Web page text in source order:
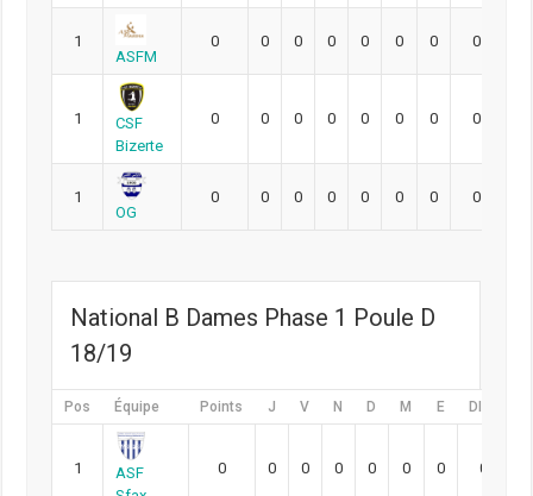
1
ASFM
0 0 0 0 0 0 0 0
1
CSF
Bizerte
0 0 0 0 0 0 0 0
1
OG
0 0 0 0 0 0 0 0
National B Dames Phase 1 Poule D
18/19
Pos Équipe Points J V N D M E DIFF
1
ASF
0 0 0 0 0 0 0 0